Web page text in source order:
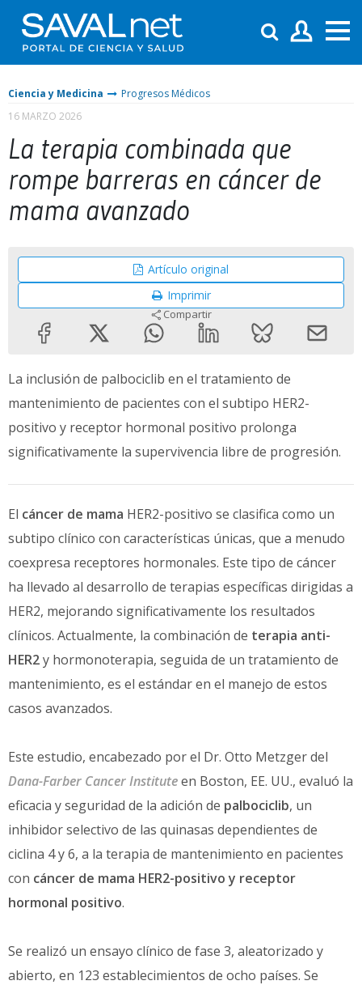
Ciencia y Medicina
Progresos Médicos
16 MARZO 2026
La terapia combinada que
rompe barreras en cáncer de
mama avanzado
Artículo original
Imprimir
Compartir
La inclusión de palbociclib en el tratamiento de
mantenimiento de pacientes con el subtipo HER2-
positivo y receptor hormonal positivo prolonga
significativamente la supervivencia libre de progresión.
El cáncer de mama HER2-positivo se clasifica como un
subtipo clínico con características únicas, que a menudo
coexpresa receptores hormonales. Este tipo de cáncer
ha llevado al desarrollo de terapias específicas dirigidas a
HER2, mejorando significativamente los resultados
clínicos. Actualmente, la combinación de terapia anti-
HER2y hormonoterapia, seguida de un tratamiento de
mantenimiento, es el estándar en el manejo de estos
casos avanzados.
Este estudio, encabezado por el Dr. Otto Metzger del
Dana-Farber Cancer Instituteen Boston, EE. UU., evaluó la
eficacia y seguridad de la adición de palbociclib, un
inhibidor selectivo de las quinasas dependientes de
ciclina 4 y 6, a la terapia de mantenimiento en pacientes
con cáncer de mama HER2-positivo y receptor
hormonal positivo.
Se realizó un ensayo clínico de fase 3, aleatorizado y
abierto, en 123 establecimientos de ocho países. Se